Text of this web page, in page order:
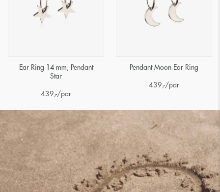
Ear Ring 14 mm, Pendant
Star
439 ,-/par
Pendant Moon Ear Ring
439 ,-/par